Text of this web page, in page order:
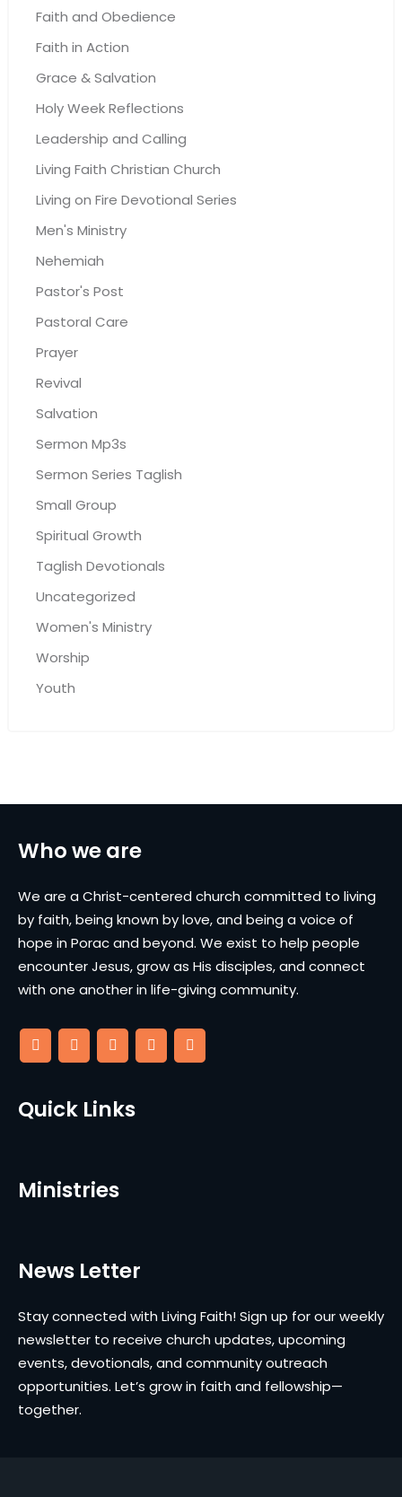
Faith and Obedience
Faith in Action
Grace & Salvation
Holy Week Reflections
Leadership and Calling
Living Faith Christian Church
Living on Fire Devotional Series
Men's Ministry
Nehemiah
Pastor's Post
Pastoral Care
Prayer
Revival
Salvation
Sermon Mp3s
Sermon Series Taglish
Small Group
Spiritual Growth
Taglish Devotionals
Uncategorized
Women's Ministry
Worship
Youth
Who we are
We are a Christ-centered church committed to living
by faith, being known by love, and being a voice of
hope in Porac and beyond. We exist to help people
encounter Jesus, grow as His disciples, and connect
with one another in life-giving community.
Quick Links
Ministries
News Letter
Stay connected with Living Faith! Sign up for our weekly
newsletter to receive church updates, upcoming
events, devotionals, and community outreach
opportunities. Let’s grow in faith and fellowship—
together.